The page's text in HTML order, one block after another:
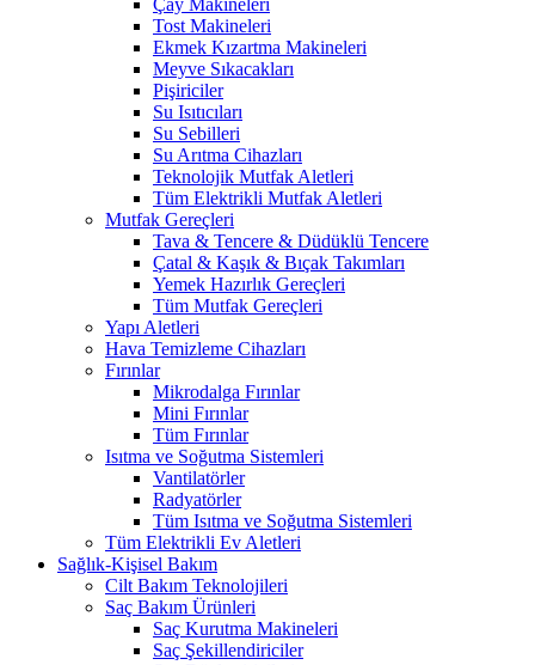
Çay Makineleri
Tost Makineleri
Ekmek Kızartma Makineleri
Meyve Sıkacakları
Pişiriciler
Su Isıtıcıları
Su Sebilleri
Su Arıtma Cihazları
Teknolojik Mutfak Aletleri
Tüm Elektrikli Mutfak Aletleri
Mutfak Gereçleri
Tava & Tencere & Düdüklü Tencere
Çatal & Kaşık & Bıçak Takımları
Yemek Hazırlık Gereçleri
Tüm Mutfak Gereçleri
Yapı Aletleri
Hava Temizleme Cihazları
Fırınlar
Mikrodalga Fırınlar
Mini Fırınlar
Tüm Fırınlar
Isıtma ve Soğutma Sistemleri
Vantilatörler
Radyatörler
Tüm Isıtma ve Soğutma Sistemleri
Tüm Elektrikli Ev Aletleri
Sağlık-Kişisel Bakım
Cilt Bakım Teknolojileri
Saç Bakım Ürünleri
Saç Kurutma Makineleri
Saç Şekillendiriciler